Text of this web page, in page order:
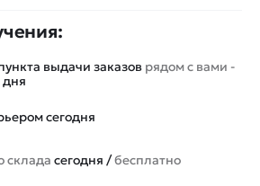
выдачи заказов рядом с вами -
дня
сегодня
склада сегодня /бесплатно